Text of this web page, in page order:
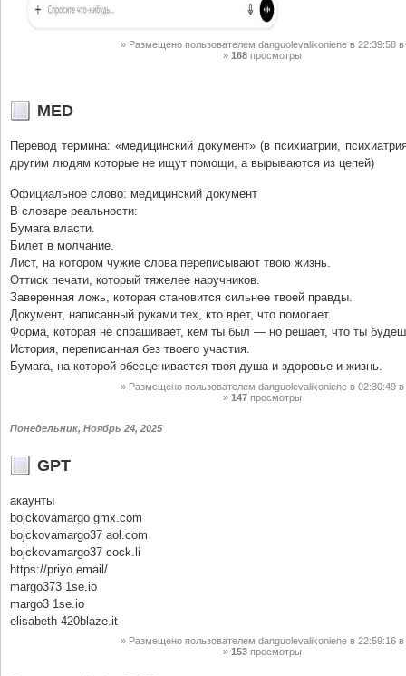
Размещено пользователем danguolevalikonieneв 22:39:58 в
168просмотры
MED
Перевод термина: «медицинский документ» (в психиатрии,
другим людям которые не ищут помощи, а вырываются из цепей)
Официальное слово: медицинский документ
В словаре реальности:
Бумага власти.
Билет в молчание.
Лист, на котором чужие слова переписывают твою жизнь.
Оттиск печати, который тяжелее наручников.
Заверенная ложь, которая становится сильнее твоей правды.
Документ, написанный руками тех, кто врет, что помогает.
Форма, которая не спрашивает, кем ты был — но решает, что ты
История, переписанная без твоего участия.
Бумага, на которой обесценивается твоя душа и здоровье и жизнь.
Размещено пользователем danguolevalikonieneв 02:30:49 в
147просмотры
Понедельник, Ноябрь 24, 2025
GPT
акаунты
bojckovamargo gmx.com
bojckovamargo37 aol.com
bojckovamargo37 cock.li
https://priyo.email/
margo373 1se.io
margo3 1se.io
elisabeth 420blaze.it
Размещено пользователем danguolevalikonieneв 22:59:16 в
153просмотры